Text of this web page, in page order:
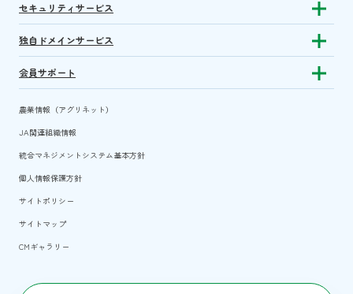
セキュリティサービス Show
独自ドメインサービス Show
会員サポート Show
農業情報（アグリネット）
JA関連組織情報
統合マネジメントシステム基本方針
個人情報保護方針
サイトポリシー
サイトマップ
CMギャラリー